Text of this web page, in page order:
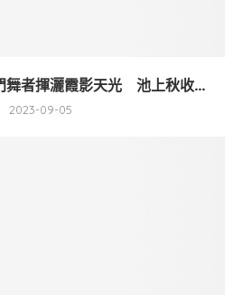
者揮灑霞影天光 池上秋收...
2023-09-05